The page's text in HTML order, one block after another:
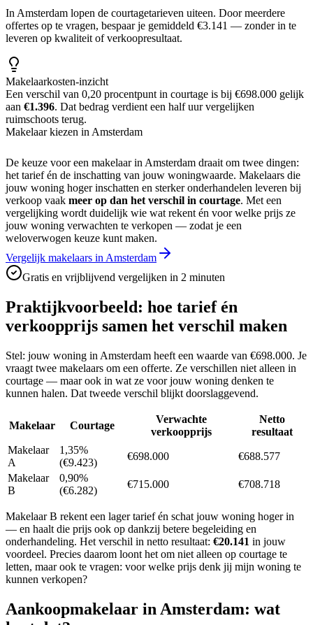
In Amsterdam lopen de courtagetarieven uiteen. Door meerdere
offertes op te vragen, bespaar je gemiddeld €3.141 — zonder in te
leveren op kwaliteit of verkoopresultaat.
Makelaarkosten-inzicht
Een verschil van 0,20 procentpunt in courtage is bij €698.000 gelijk
aan €1.396. Dat bedrag verdient een half uur vergelijken
ruimschoots terug.
Makelaar kiezen in Amsterdam
De keuze voor een makelaar in Amsterdam draait om twee dingen:
het tarief én de inschatting van jouw woningwaarde. Makelaars die
jouw woning hoger inschatten en sterker onderhandelen leveren bij
verkoop vaak meer op dan het verschil in courtage. Met een
vergelijking wordt duidelijk wie wat rekent én voor welke prijs ze
jouw woning verwachten te verkopen — zodat je een
weloverwogen keuze kunt maken.
Vergelijk makelaars in Amsterdam
Gratis en vrijblijvend vergelijken in 2 minuten
Praktijkvoorbeeld: hoe tarief én
verkoopprijs samen het verschil maken
Stel: jouw woning in Amsterdam heeft een waarde van €698.000. Je
vraagt twee makelaars om een offerte. Ze verschillen niet alleen in
courtage — maar ook in wat ze voor jouw woning denken te
kunnen halen. Dat tweede verschil blijkt doorslaggevend.
Makelaar Courtage
Verwachte
verkoopprijs
Netto
resultaat
Makelaar
A
1,35%
(€9.423)
€698.000
€688.577
Makelaar
B
0,90%
(€6.282)
€715.000 €708.718
Makelaar B rekent een lager tarief én schat jouw woning hoger in
— en haalt die prijs ook op dankzij betere begeleiding en
onderhandeling. Het verschil in netto resultaat: €20.141 in jouw
voordeel. Precies daarom loont het om niet alleen op courtage te
letten, maar ook te vragen: voor welke prijs denk jij mijn woning te
kunnen verkopen?
Aankoopmakelaar in Amsterdam: wat